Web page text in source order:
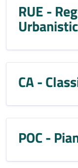
RUE -
CA -
POC -